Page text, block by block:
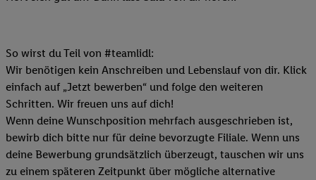
So wirst du Teil von #teamlidl:
Wir benötigen kein Anschreiben und Lebenslauf von dir. Klick
einfach auf „Jetzt bewerben“ und folge den weiteren
Schritten. Wir freuen uns auf dich!
Wenn deine Wunschposition mehrfach ausgeschrieben ist,
bewirb dich bitte nur für deine bevorzugte Filiale. Wenn uns
deine Bewerbung grundsätzlich überzeugt, tauschen wir uns
zu einem späteren Zeitpunkt über mögliche alternative